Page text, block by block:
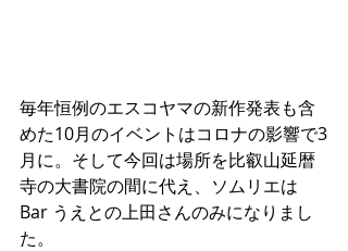
毎年恒例のエスコヤマの新作発表も含
めた10月のイベントはコロナの影響で3
月に。そして今回は場所を比叡山延暦
寺の大書院の間に代え、ソムリエは
Bar うえとの上田さんのみになりまし
た。